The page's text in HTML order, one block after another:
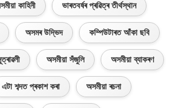
কাহিনী ভাৰতবৰ্ষৰ প্ৰৱিত্ৰ তীৰ্থস্থান
অসমৰ উদ্ভিদ কম্পিউটাৰত আঁকা ছবি
অসমীয়া সঁজুলি অসমীয়া ব্যাকৰণ
এটা শব্দত প্ৰকাশ কৰা অসমীয়া ৰচনা